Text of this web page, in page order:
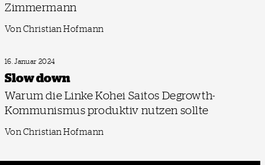
Zimmermann
Von Christian Hofmann
16. Januar 2024
Slow down
Warum die Linke Kohei Saitos Degrowth-
Kommunismus produktiv nutzen sollte
Von Christian Hofmann